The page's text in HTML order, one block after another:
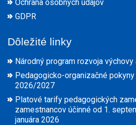
Ochrana osobných údajov
GDPR
Dôležité linky
Národný program rozvoja
Pedagogicko-organizačné
2026/2027
Platové tarify pedagogických
zamestnancov účinné od 1.
januára 2026